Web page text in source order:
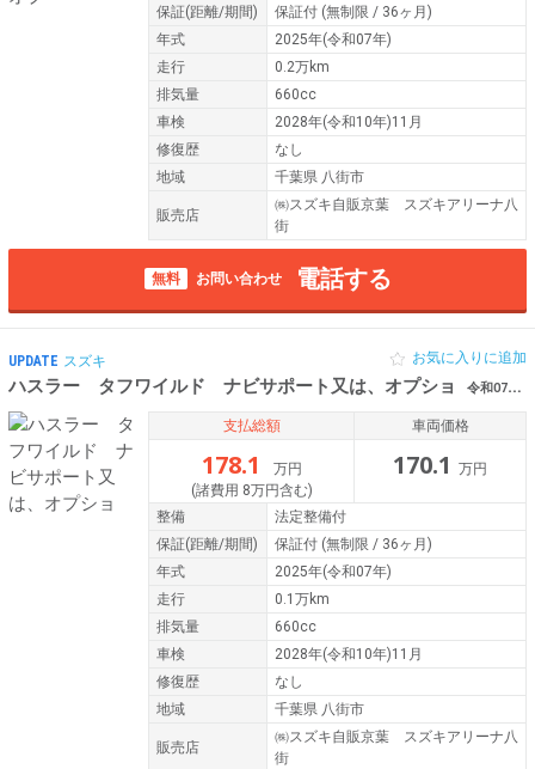
保証(距離/期間) 保証付 (無制限 / 36ヶ月)
年式
2025年(令和07年)
走行
0.2万km
排気量
660cc
車検
2028年(令和10年)11月
修復歴
なし
地域
千葉県 八街市
販売店
㈱スズキ自販京葉 スズキアリーナ八
街
無料 お問い合わせ 電話する
UPDATE スズキ
ハスラー タフワイルド ナビサポート又は、オプショ 令和07年（2025年） 0.1万km 千葉県八街市
お気に入りに追加
支払総額
178.1
万円
(諸費用 8万円含む)
車両価格
170.1 万円
整備
法定整備付
保証(距離/期間) 保証付 (無制限 / 36ヶ月)
年式
2025年(令和07年)
走行
0.1万km
排気量
660cc
車検
2028年(令和10年)11月
修復歴
なし
地域
千葉県 八街市
販売店
㈱スズキ自販京葉 スズキアリーナ八
街